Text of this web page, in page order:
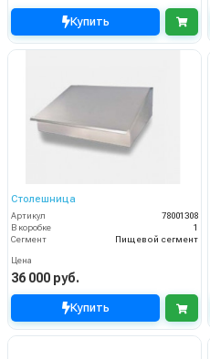
Купить
Столешница
Артикул
78001308
В коробке
1
Сегмент
Пищевой сегмент
Цена
36 000 руб.
Купить